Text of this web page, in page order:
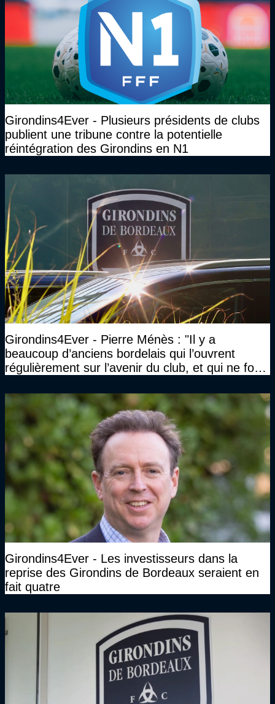
Girondins4Ever - Plusieurs présidents de clubs
publient une tribune contre la potentielle
réintégration des Girondins en N1
Girondins4Ever - Pierre Ménès : "Il y a
beaucoup d’anciens bordelais qui l’ouvrent
régulièrement sur l’avenir du club, et qui ne font
Girondins4Ever - Les investisseurs dans la
reprise des Girondins de Bordeaux seraient en
fait quatre